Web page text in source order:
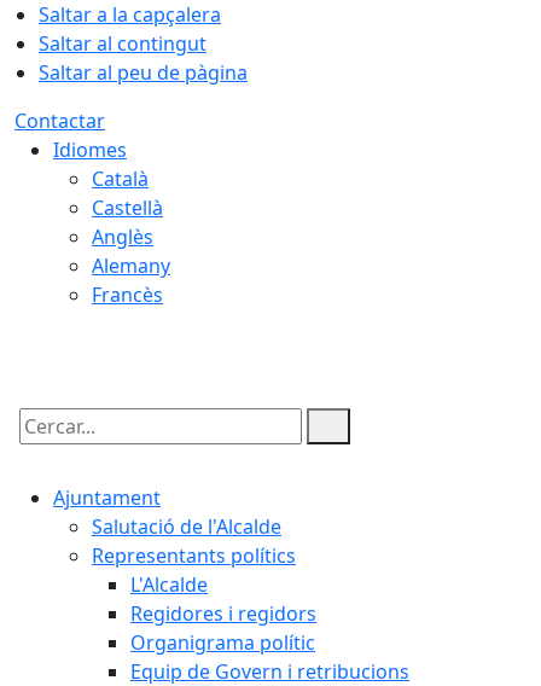
Saltar a la capçalera
Saltar al contingut
Saltar al peu de pàgina
Contactar
Idiomes
Català
Castellà
Anglès
Alemany
Francès
Cercar:
Ajuntament
Salutació de l'Alcalde
Representants polítics
L'Alcalde
Regidores i regidors
Organigrama polític
Equip de Govern i retribucions